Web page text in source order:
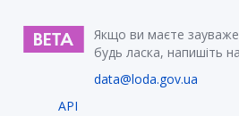
Якщо ви маєте
будь ласка, напишіть
data@loda.gov.ua
API